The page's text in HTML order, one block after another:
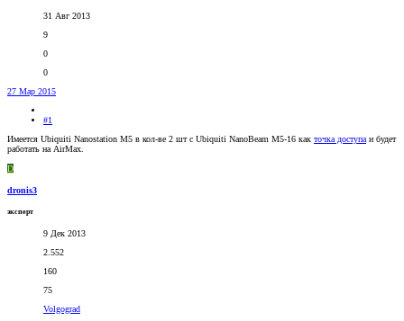
31 Авг 2013
9
0
0
27 Мар 2015
#1
Имеется Ubiquiti Nanostation M5 в кол-ве 2 шт с Ubiquiti NanoBeam M5-16 как точка доступа и будет
работать на AirMax.
D
dronis3
эксперт
9 Дек 2013
2.552
160
75
Volgograd